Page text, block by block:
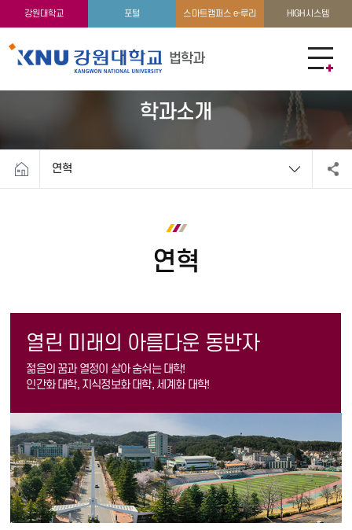
강원대학교 포털 스마트캠퍼스 e-루리 HIGH시스템
법학과
교수소개
학과소개
연혁
연혁
열린 미래의 아름다운 동반자
젊음의 꿈과 열정이 살아 숨쉬는 대학!
인간화 대학, 지식정보화 대학, 세계화 대학!